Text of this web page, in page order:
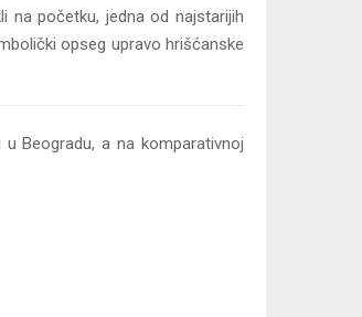
na početku, jedna od najstarijih
opseg upravo hrišćanske
Beogradu, a na komparativnoj